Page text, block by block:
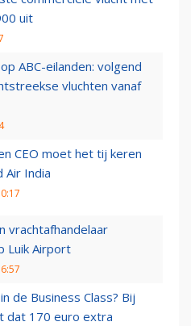
uit
ABC-eilanden: volgend
vluchten vanaf
CEO moet het tij keren
Air India
vrachtafhandelaar
Luik Airport
de Business Class? Bij
dat 170 euro extra